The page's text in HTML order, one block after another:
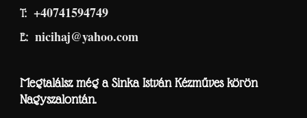
T: +40741594749
E: nicihaj@yahoo.com
Megtalálsz még a Sinka István Kézműves körön
Nagyszalontán.